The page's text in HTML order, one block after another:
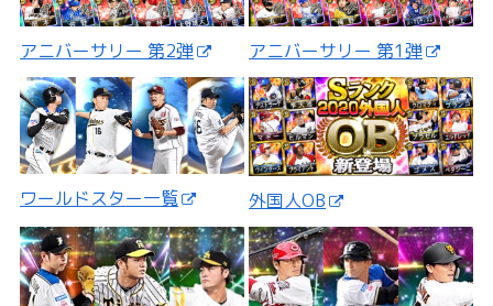
アニバーサリー 第2弾 アニバーサリー 第1弾
ワールドスター一覧 外国人OB